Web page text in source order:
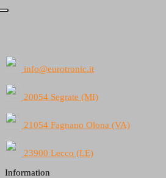
info@eurotronic.it
20054 Segrate (MI)
21054 Fagnano Olona (VA)
23900 Lecco (LE)
Information